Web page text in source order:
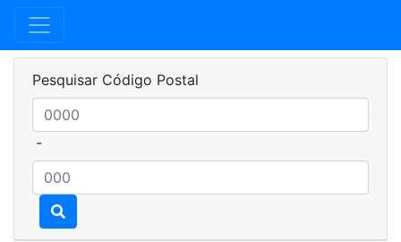
Pesquisar Código Postal
-